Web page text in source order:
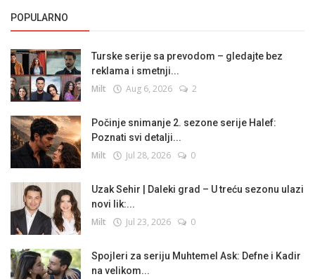
POPULARNO
Turske serije sa prevodom – gledajte bez
reklama i smetnji...
Milt Aug 6, 2026 2
Počinje snimanje 2. sezone serije Halef:
Poznati svi detalji...
Milt Jul 28, 2026 0
Uzak Sehir | Daleki grad – U treću sezonu ulazi
novi lik:...
Milt Jul 23, 2026 0
Spojleri za seriju Muhtemel Ask: Defne i Kadir
na velikom...